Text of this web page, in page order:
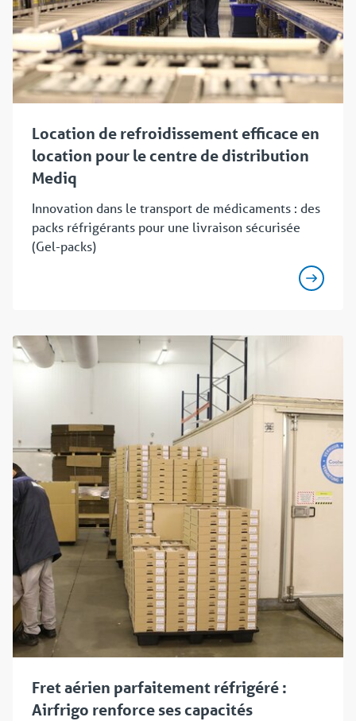
Location de refroidissement efficace en
location pour le centre de distribution
Mediq
Innovation dans le transport de médicaments : des
packs réfrigérants pour une livraison sécurisée
(Gel-packs)
Fret aérien parfaitement réfrigéré :
Airfrigo renforce ses capacités